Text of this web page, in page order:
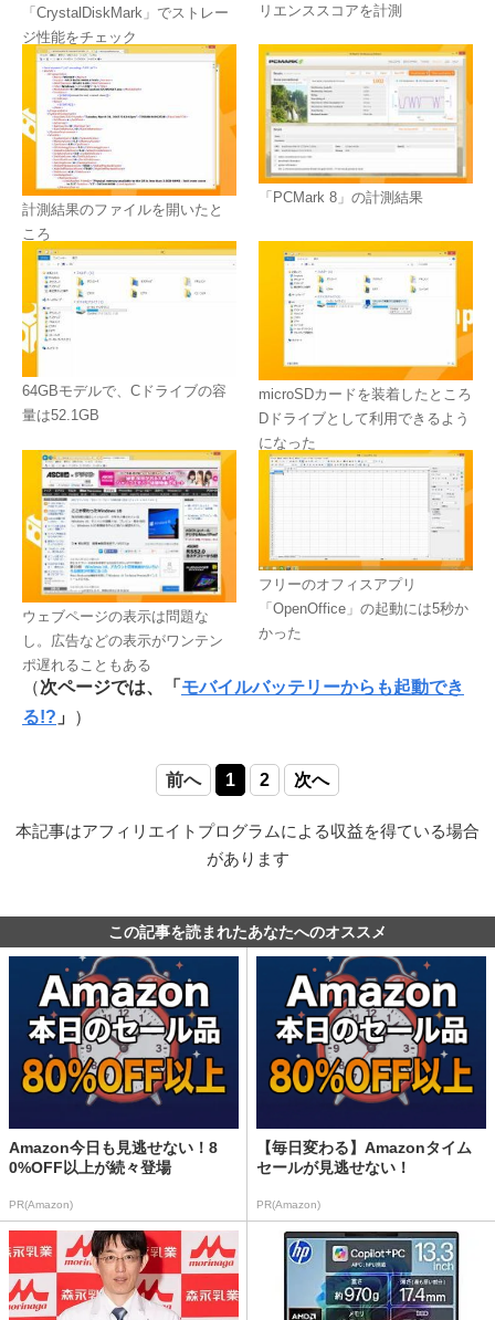
「CrystalDiskMark」でストレー
ジ性能をチェック
リエンススコアを計測
計測結果のファイルを開いたと
ころ
「PCMark 8」の計測結果
64GBモデルで、Cドライブの容
量は52.1GB
microSDカードを装着したところ
Dドライブとして利用できるよう
になった
ウェブページの表示は問題な
し。広告などの表示がワンテン
ポ遅れることもある
フリーのオフィスアプリ
「OpenOffice」の起動には5秒か
かった
（次ページでは、「 モバイルバッテリーからも起動でき
る!? 」 ）
前へ 1 2 次へ
本記事はアフィリエイトプログラムによる収益を得ている場合
があります
この記事を読まれたあなたへのオススメ
Amazon今日も見逃せない！8
0%OFF以上が続々登場
PR(Amazon)
【毎日変わる】Amazonタイム
セールが見逃せない！
PR(Amazon)